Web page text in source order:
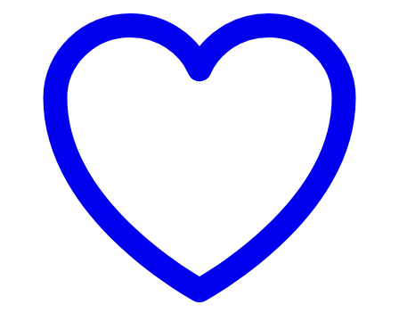
6000
Puffs,ohne
Tabak
ohne
Nikotin,MANGO
ICE
Menge